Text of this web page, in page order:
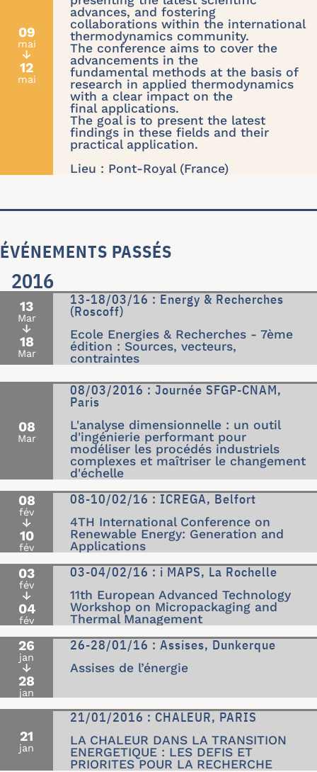
09
mai
↓
12
mai
advances, and fostering
collaborations within the international
thermodynamics community.
The conference aims to cover the
advancements in the
fundamental methods at the basis of
research in applied thermodynamics
with a clear impact on the
final applications.
The goal is to present the latest
findings in these fields and their
practical application.
Lieu : Pont-Royal (France)
ÉVÉNEMENTS PASSÉS
2016
13
Mar
↓
18
Mar
13-18/03/16 : Energy & Recherches
(Roscoff)
Ecole Energies & Recherches - 7ème
édition : Sources, vecteurs,
contraintes
08
Mar
08/03/2016 : Journée SFGP-CNAM,
Paris
L'analyse dimensionnelle : un outil
d'ingénierie performant pour
modéliser les procédés industriels
complexes et maîtriser le changement
d'échelle
08
fév
↓
10
fév
08-10/02/16 : ICREGA, Belfort
4TH International Conference on
Renewable Energy: Generation and
Applications
03
fév
↓
04
fév
03-04/02/16 : i MAPS, La Rochelle
11th European Advanced Technology
Workshop on Micropackaging and
Thermal Management
26
jan
↓
28
jan
26-28/01/16 : Assises, Dunkerque
Assises de l’énergie
21
jan
21/01/2016 : CHALEUR, PARIS
LA CHALEUR DANS LA TRANSITION
ENERGETIQUE : LES DEFIS ET
PRIORITES POUR LA RECHERCHE